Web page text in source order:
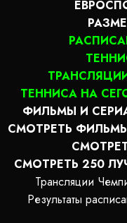
ТЕННИСА НА
ФИЛЬМЫ И
СМОТРЕТЬ
СМОТРЕТЬ 250
Трансляции
Результаты